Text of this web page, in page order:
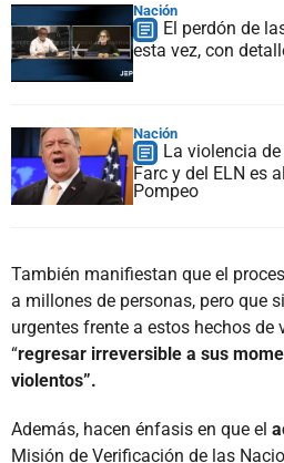
Nación
El perdón de
esta vez, con
Nación
La violencia
Farc y del ELN es
Pompeo
También manifiestan que el
a millones de personas, pero que
urgentes frente a estos hechos de
“regresar irreversible a sus
violentos”.
Además, hacen énfasis en que el
Misión de Verificación de las